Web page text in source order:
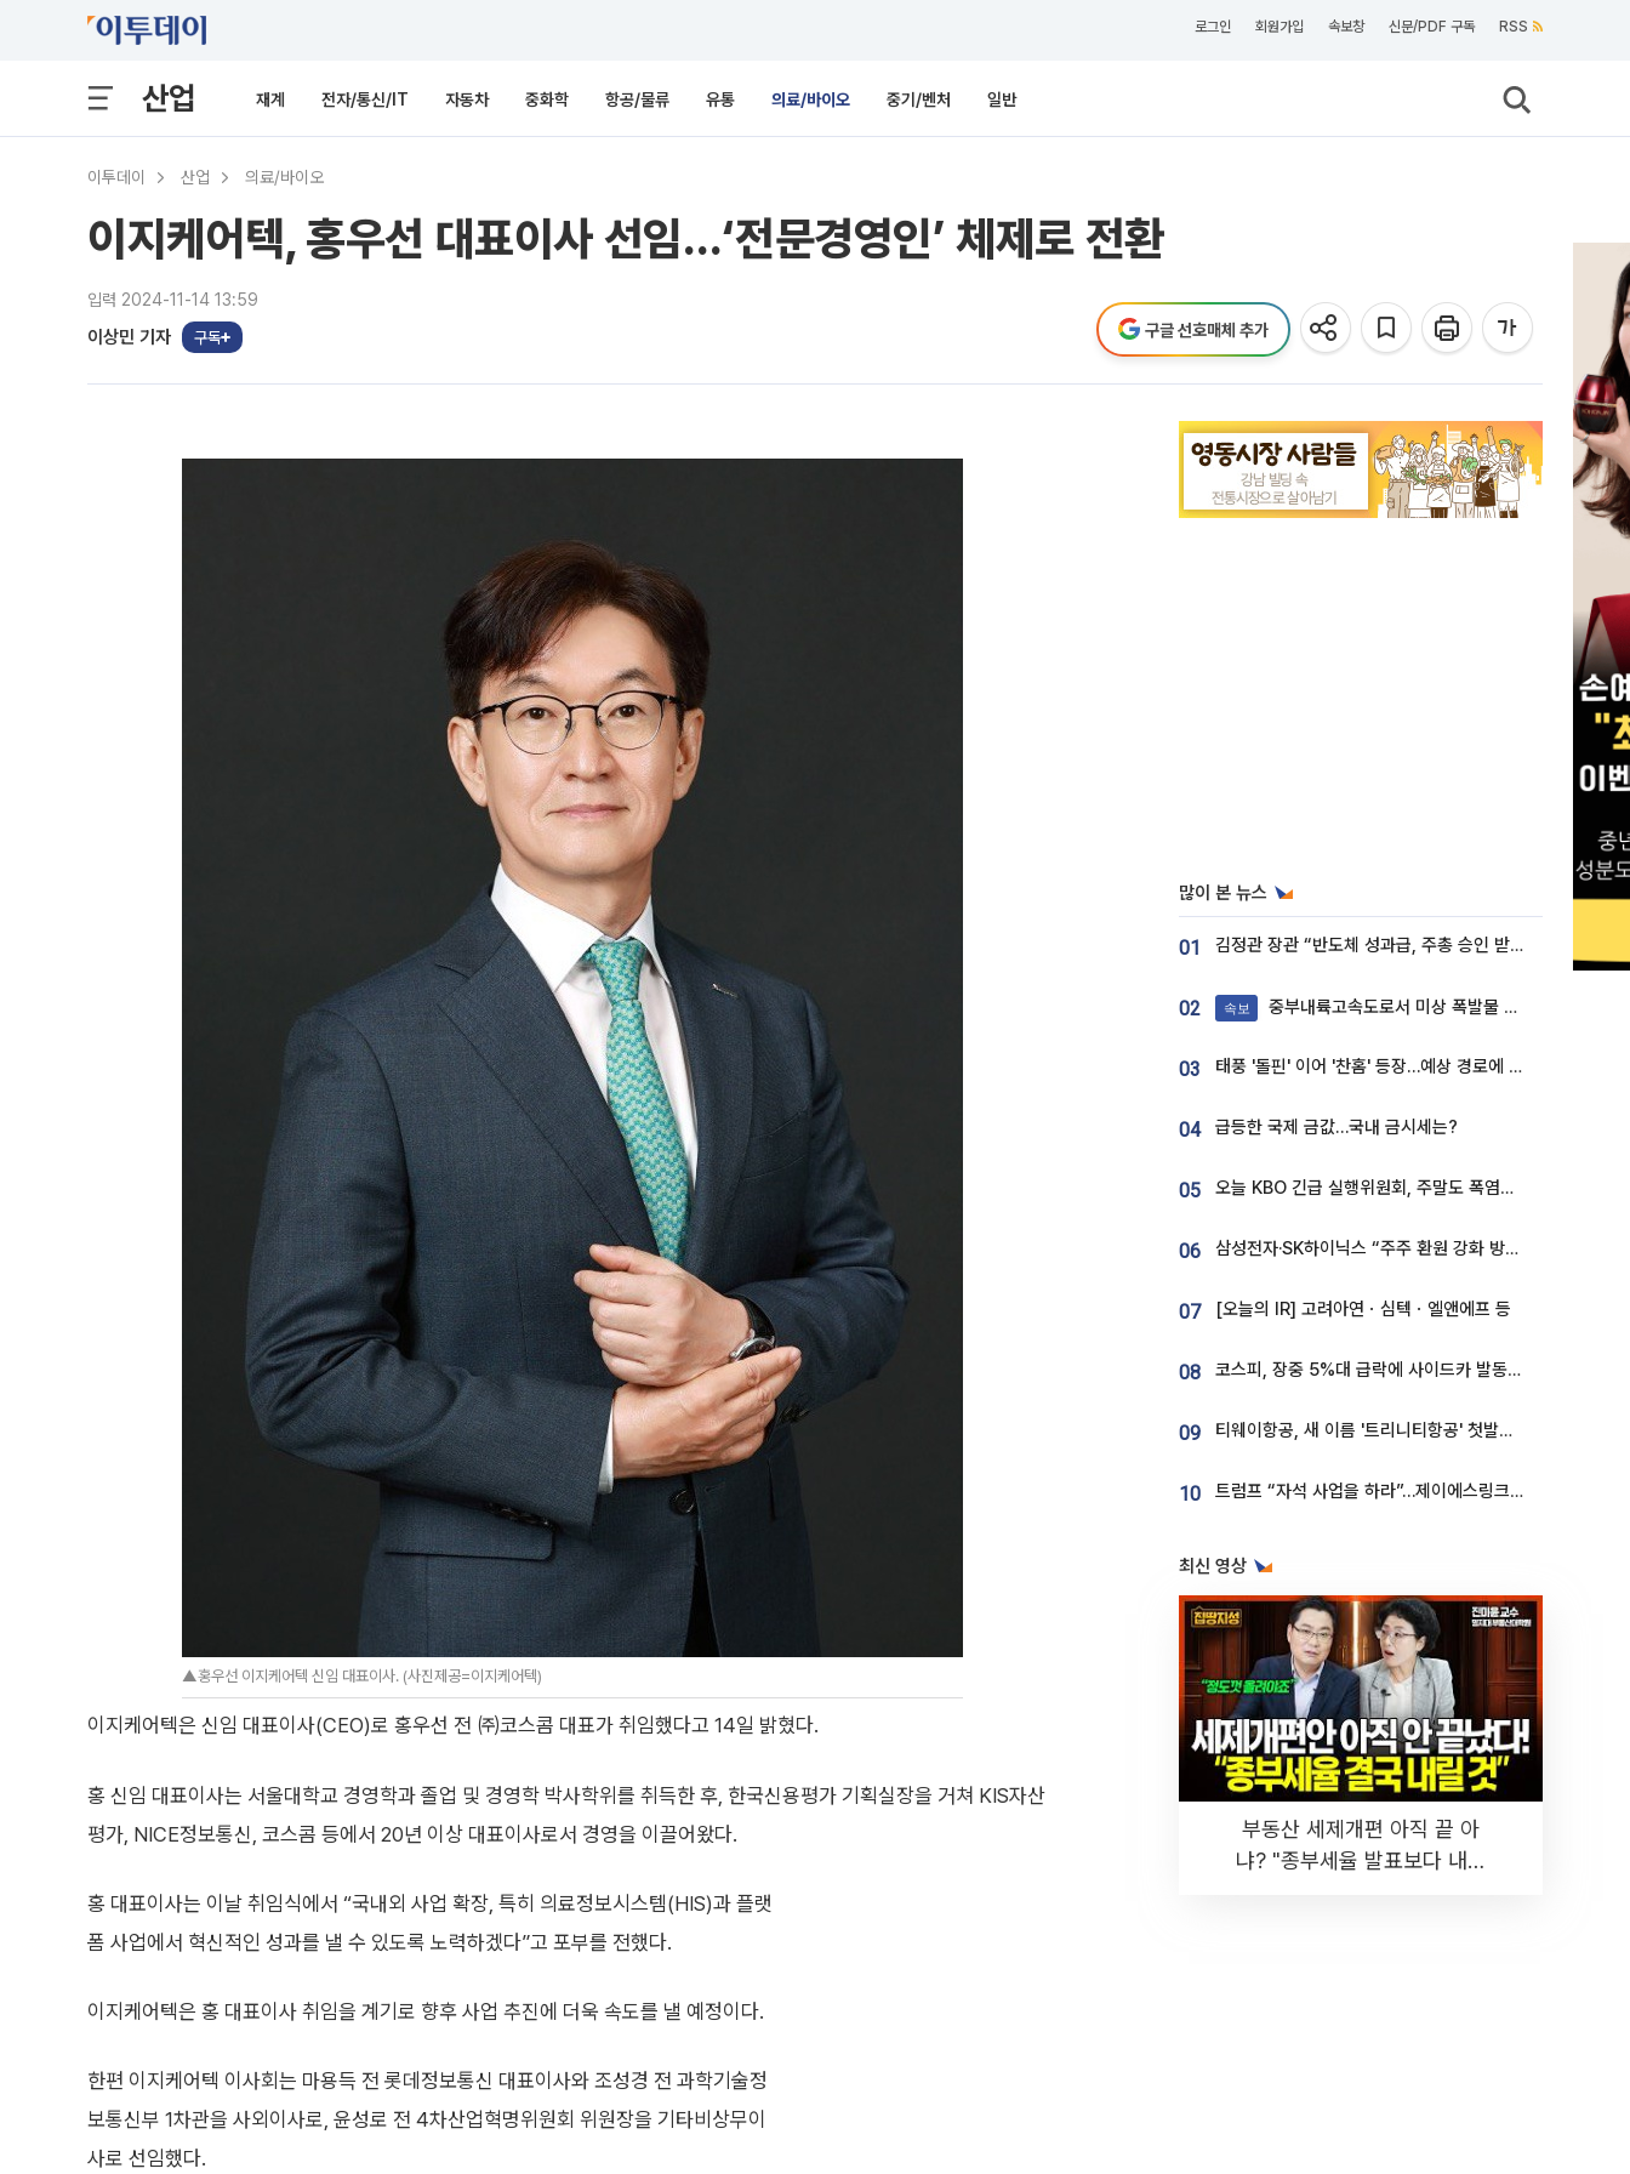
로그인 회원가입 속보창 신문/PDF 구독 RSS
산업 재계 전자/통신/IT 자동차 중화학 항공/물류 유통 의료/바이오 중기/벤처 일반
이투데이 산업 의료/바이오
이지케어텍, 홍우선 대표이사 선임…‘전문경영인’ 체제로 전환
입력 2024-11-14 13:59
이상민 기자 구독 구글 선호매체 추가
▲홍우선 이지케어텍 신임 대표이사. (사진제공=이지케어텍)
이지케어텍은 신임 대표이사(CEO)로 홍우선 전 ㈜코스콤 대표가 취임했다고 14일 밝혔다.
홍 신임 대표이사는 서울대학교 경영학과 졸업 및 경영학 박사학위를 취득한 후, 한국신용평가 기획실장을 거쳐 KIS자산
평가, NICE정보통신, 코스콤 등에서 20년 이상 대표이사로서 경영을 이끌어왔다.
홍 대표이사는 이날 취임식에서 “국내외 사업 확장, 특히 의료정보시스템(HIS)과 플랫
폼 사업에서 혁신적인 성과를 낼 수 있도록 노력하겠다”고 포부를 전했다.
이지케어텍은 홍 대표이사 취임을 계기로 향후 사업 추진에 더욱 속도를 낼 예정이다.
한편 이지케어텍 이사회는 마용득 전 롯데정보통신 대표이사와 조성경 전 과학기술정
보통신부 1차관을 사외이사로, 윤성로 전 4차산업혁명위원회 위원장을 기타비상무이
사로 선임했다.
많이 본 뉴스
01 김정관 장관 “반도체 성과급, 주총 승인 받도록”…상법·자본시장법 개정 시사
02 속보 중부내륙고속도로서 미상 폭발물 발견
03 태풍 '돌핀' 이어 '찬홈' 등장…예상 경로에 한국 '한숨'
04 급등한 국제 금값…국내 금시세는?
05 오늘 KBO 긴급 실행위원회, 주말도 폭염취소 될까
06 삼성전자·SK하이닉스 “주주 환원 강화 방안 마련”
07 [오늘의 IR] 고려아연ㆍ심텍ㆍ엘앤에프 등
08 코스피, 장중 5%대 급락에 사이드카 발동…삼성·SK 동반 폭락
09 티웨이항공, 새 이름 '트리니티항공' 첫발…SSC 전략 본격화
10 트럼프 “자석 사업을 하라”…제이에스링크, 비중국 영구자석 공급망 구축 속도
최신 영상
부동산 세제개편 아직 끝 아
냐? "종부세율 발표보다 내릴